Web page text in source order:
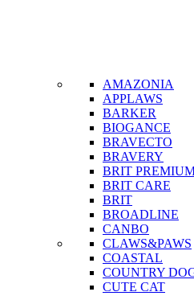
AMAZONIA
APPLAWS
BARKER
BIOGANCE
BRAVECTO
BRAVERY
BRIT
BRIT CARE
BRIT
BROADLINE
CANBO
CLAWS&PAWS
COASTAL
COUNTRY
CUTE CAT